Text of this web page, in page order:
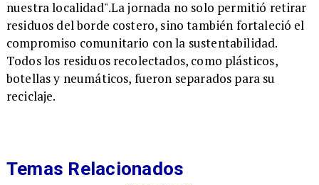
nuestra localidad".La jornada no solo permitió retirar
residuos del borde costero, sino también fortaleció el
compromiso comunitario con la sustentabilidad.
Todos los residuos recolectados, como plásticos,
botellas y neumáticos, fueron separados para su
reciclaje.
Temas Relacionados